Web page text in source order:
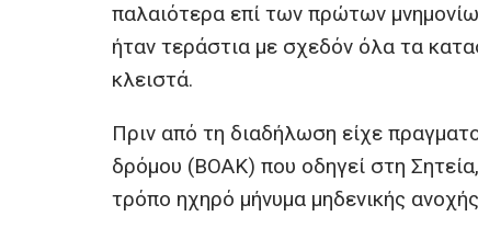
παλαιότερα επί των πρώτων
ήταν τεράστια με σχεδόν όλα τα
κλειστά.
Πριν από τη διαδήλωση είχε
δρόμου (ΒΟΑΚ) που οδηγεί στη
τρόπο ηχηρό μήνυμα μηδενικής